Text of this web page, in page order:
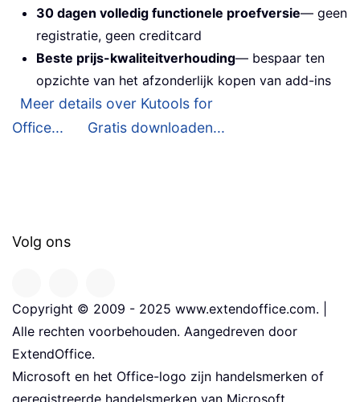
30 dagen volledig functionele proefversie— geen
registratie, geen creditcard
Beste prijs-kwaliteitverhouding— bespaar ten
opzichte van het afzonderlijk kopen van add-ins
Meer details over Kutools for
Office...
Gratis downloaden...
Volg ons
Copyright © 2009 - 2025 www.extendoffice.com. |
Alle rechten voorbehouden. Aangedreven door
ExtendOffice.
Microsoft en het Office-logo zijn handelsmerken of